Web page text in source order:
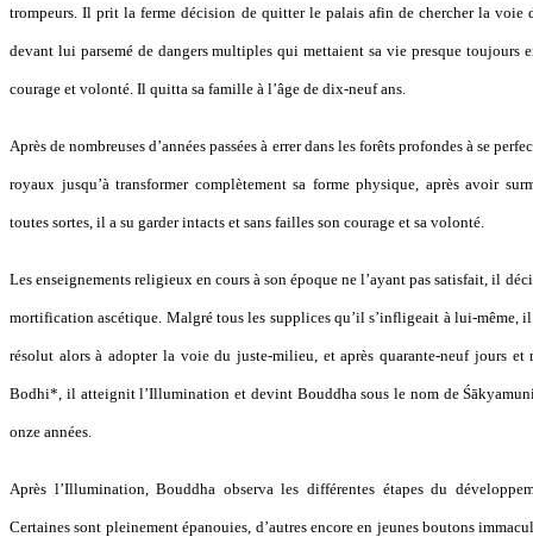
trompeurs. Il prit la ferme décision de quitter le palais afin de chercher la voie
devant lui parsemé de dangers multiples qui mettaient sa vie presque toujours
courage et volonté. Il quitta sa famille à l’âge de dix-neuf ans.
Après de nombreuses d’années passées à errer dans les forêts profondes à se
royaux jusqu’à transformer complètement sa forme physique, après avoir
toutes sortes, il a su garder intacts et sans failles son courage et sa volonté.
Les enseignements religieux en cours à son époque ne l’ayant pas satisfait, il
mortification ascétique. Malgré tous les supplices qu’il s’infligeait à lui-même,
résolut alors à adopter la voie du juste-milieu, et après quarante-neuf jours et
Bodhi*, il atteignit l’Illumination et devint Bouddha sous le nom de
onze années.
Après l’Illumination, Bouddha observa les différentes étapes du
Certaines sont pleinement épanouies, d’autres encore en jeunes boutons